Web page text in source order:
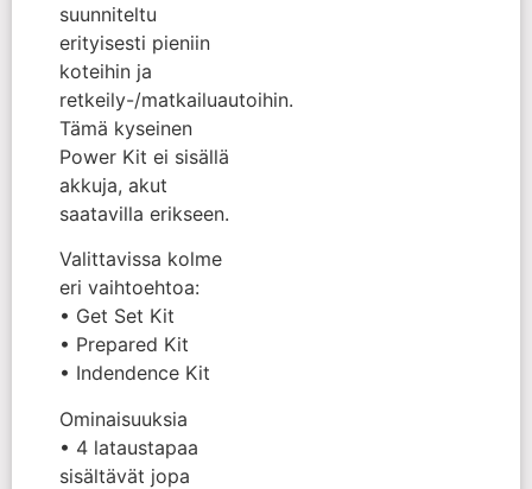
suunniteltu
erityisesti pieniin
koteihin ja
retkeily-/matkailuautoihin.
Tämä kyseinen
Power Kit ei sisällä
akkuja, akut
saatavilla erikseen.
Valittavissa kolme
eri vaihtoehtoa:
• Get Set Kit
• Prepared Kit
• Indendence Kit
Ominaisuuksia
• 4 lataustapaa
sisältävät jopa